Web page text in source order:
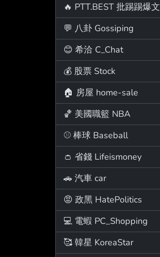
🔥 PTT.BEST 批踢踢爆文
💬 八卦 Gossiping
😊 希洽 C_Chat
💰 股票 Stock
🏠 房屋 home-sale
🏀 美國職籃 NBA
⚾ 棒球 Baseball
👛 省錢 Lifeismoney
🚗 汽車 car
😡 政黑 HatePolitics
💻 電蝦 PC_Shopping
🥰 韓星 KoreaStar